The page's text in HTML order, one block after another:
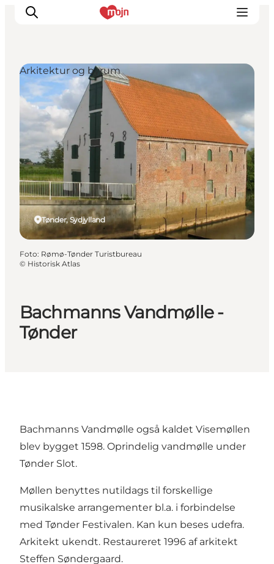
Oplevelser
Byer & Steder
Det sker
Overnatning
Planlæg din ferie
Booking
Bachmanns Vandmølle -
Tønder
Tønder, Sydjylland
Arkitektur og byrum
Foto: Rømø-Tønder Turistbureau
© Historisk Atlas
Bachmanns Vandmølle også kaldet Visemøllen
blev bygget 1598. Oprindelig vandmølle under
Tønder Slot.
Møllen benyttes nutildags til forskellige
musikalske arrangementer bl.a. i forbindelse
med Tønder Festivalen. Kan kun beses udefra.
Arkitekt ukendt. Restaureret 1996 af arkitekt
Steffen Søndergaard.